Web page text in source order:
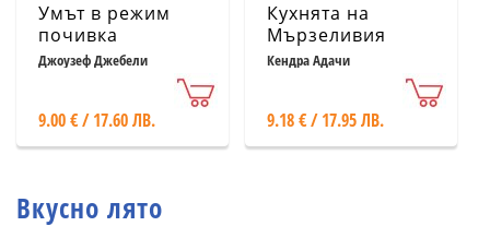
Умът в режим
почивка
Джоузеф Джебели
9.00 € / 17.60 ЛВ.
Кухнята на
Мързеливия
гений
Кендра Адачи
9.18 € / 17.95 ЛВ.
Вкусно лято